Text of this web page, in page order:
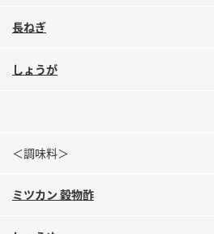
ミツカンのCM
業務用サイト ミツカングループについて
長ねぎ
しょうが
＜調味料＞
ミツカン 穀物酢